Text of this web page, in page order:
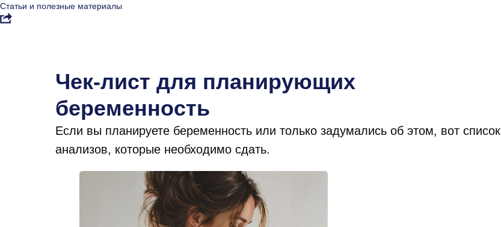
Статьи и полезные материалы
Чек-лист для планирующих
беременность
Если вы планируете беременность или только задумались об этом, вот список
анализов, которые необходимо сдать.